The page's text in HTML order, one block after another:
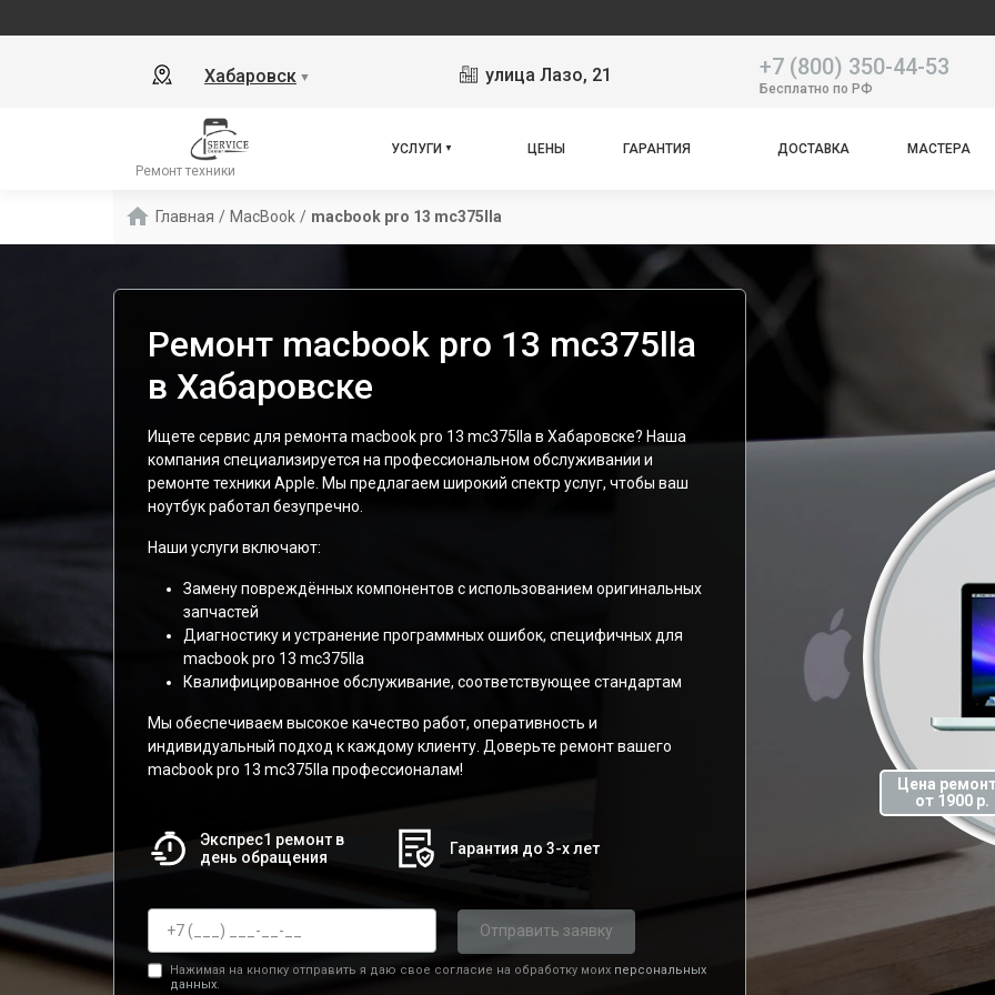
Хабаровск ▼ улица Лазо, 21 +7 (800) 350-44-53
Бесплатно по РФ
Ремонт техники
УСЛУГИ ЦЕНЫ ГАРАНТИЯ ДОСТАВКА МАСТЕРА
Главная / MacBook / macbook pro 13 mc375lla
Ремонт macbook pro 13 mc375lla
в Хабаровске
Ищете сервис для ремонта macbook pro 13 mc375lla в Хабаровске? Наша
компания специализируется на профессиональном обслуживании и
ремонте техники Apple. Мы предлагаем широкий спектр услуг, чтобы ваш
ноутбук работал безупречно.
Наши услуги включают:
Замену повреждённых компонентов с использованием оригинальных
запчастей
Диагностику и устранение программных ошибок, специфичных для
macbook pro 13 mc375lla
Квалифицированное обслуживание, соответствующее стандартам
Мы обеспечиваем высокое качество работ, оперативность и
индивидуальный подход к каждому клиенту. Доверьте ремонт вашего
macbook pro 13 mc375lla профессионалам!
Экспрес1 ремонт в
день обращения
Гарантия до 3-х лет
Отправить заявку
Нажимая на кнопку отправить я даю свое согласие на обработку моих персональных
данных.
Цена
от 1900 р.